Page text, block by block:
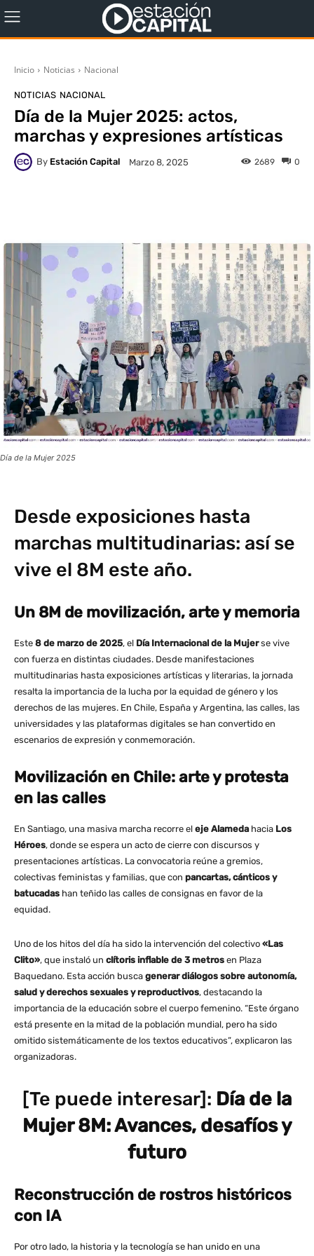
Inicio Noticias Nacional
NOTICIAS NACIONAL
Día de la Mujer 2025: actos,
marchas y expresiones artísticas
By Estación Capital Marzo 8, 2025 0
2689
Día de la Mujer 2025
Desde exposiciones hasta
marchas multitudinarias: así se
vive el 8M este año.
Un 8M de movilización, arte y memoria
Este 8 de marzo de 2025, el Día Internacional de la Mujerse vive
con fuerza en distintas ciudades. Desde manifestaciones
multitudinarias hasta exposiciones artísticas y literarias, la jornada
resalta la importancia de la lucha por la equidad de género y los
derechos de las mujeres. En Chile, España y Argentina, las calles, las
universidades y las plataformas digitales se han convertido en
escenarios de expresión y conmemoración.
Movilización en Chile: arte y protesta
en las calles
En Santiago, una masiva marcha recorre el eje Alamedahacia Los
Héroes, donde se espera un acto de cierre con discursos y
presentaciones artísticas. La convocatoria reúne a gremios,
colectivas feministas y familias, que con pancartas, cánticos y
batucadas han teñido las calles de consignas en favor de la
equidad.
Uno de los hitos del día ha sido la intervención del colectivo «Las
Clito», que instaló un clítoris inflable de 3 metros en Plaza
Baquedano. Esta acción busca generar diálogos sobre autonomía,
salud y derechos sexuales y reproductivos, destacando la
importancia de la educación sobre el cuerpo femenino. “Este órgano
está presente en la mitad de la población mundial, pero ha sido
omitido sistemáticamente de los textos educativos”, explicaron las
organizadoras.
[Te puede interesar]: Día de la
Mujer 8M: Avances, desafíos y
futuro
Reconstrucción de rostros históricos
con IA
Por otro lado, la historia y la tecnología se han unido en una